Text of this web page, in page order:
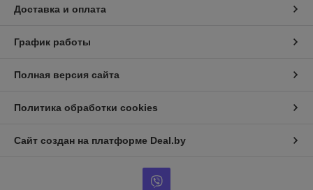
Доставка и оплата
График работы
Полная версия сайта
Политика обработки cookies
Сайт создан на платформе Deal.by